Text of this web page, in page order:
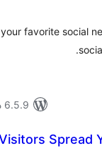
favorite social
6.5.9 دا سىنالغان
Spread